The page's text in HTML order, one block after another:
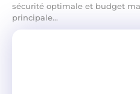
sécurité optimale et budget
principale...